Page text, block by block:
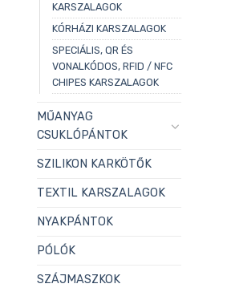
KARSZALAGOK
KÓRHÁZI KARSZALAGOK
SPECIÁLIS, QR ÉS
VONALKÓDOS, RFID / NFC
CHIPES KARSZALAGOK
MŰANYAG
CSUKLÓPÁNTOK
SZILIKON KARKÖTŐK
TEXTIL KARSZALAGOK
NYAKPÁNTOK
PÓLÓK
SZÁJMASZKOK